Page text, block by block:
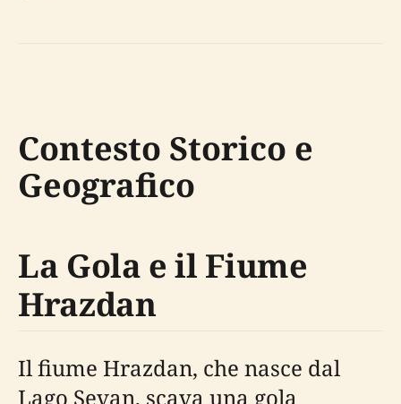
Contesto Storico e
Geografico
La Gola e il Fiume
Hrazdan
Il fiume Hrazdan, che nasce dal
Lago Sevan, scava una gola